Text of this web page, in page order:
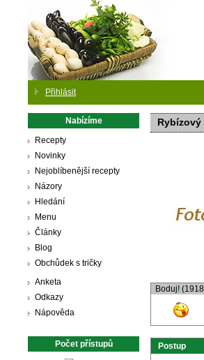
Přihlásit
Nabízíme
Recepty
Novinky
Nejoblíbenější recepty
Názory
Hledání
Menu
Články
Blog
Obchůdek s tričky
Anketa
Odkazy
Nápověda
Počet přístupů
Boduj!
Postup